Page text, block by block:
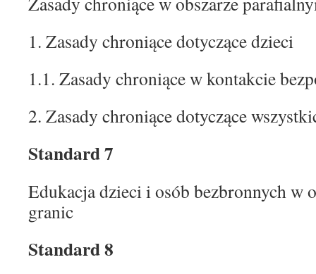
1. Zasady chroniące dotyczące dzieci
1.1. Zasady chroniące w kontakcie
2. Zasady chroniące dotyczące
Standard 7
Edukacja dzieci i osób bezbronnych w
granic
Standard 8